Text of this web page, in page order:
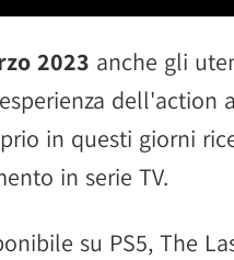
2023 anche gli
dell'action
in questi giorni
in serie TV.
su PS5, The